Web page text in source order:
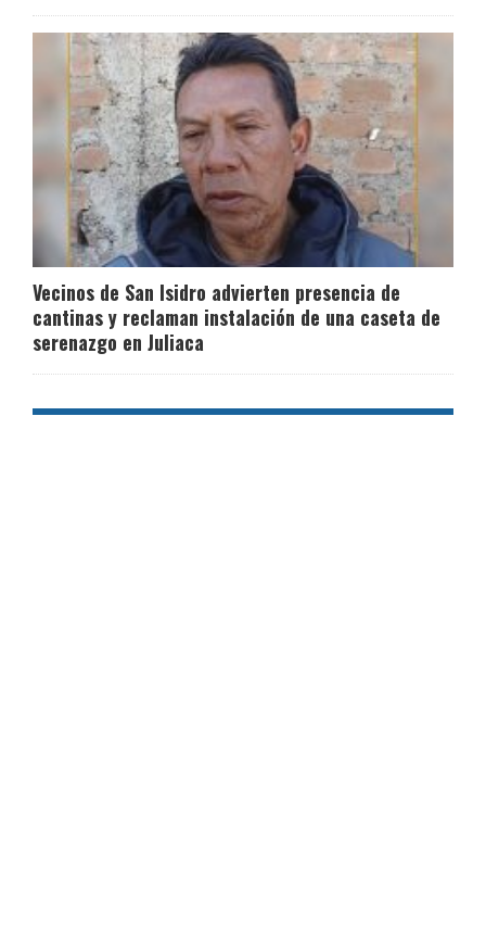
Vecinos de San Isidro advierten presencia de
cantinas y reclaman instalación de una caseta de
serenazgo en Juliaca